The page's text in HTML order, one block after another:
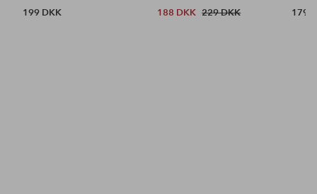
199 DKK
188 DKK 229 DKK
179